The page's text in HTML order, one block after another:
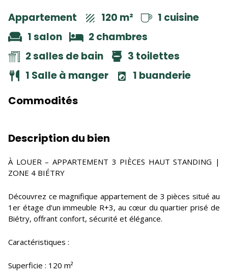
Appartement 120 m²
1 cuisine
1 salon
2 chambres
2 salles de bain
3 toilettes
1 Salle à manger
1 buanderie
Commodités
Description du bien
À LOUER – APPARTEMENT 3 PIÈCES HAUT STANDING |
ZONE 4 BIÉTRY
Découvrez ce magnifique appartement de 3 pièces situé au
1er étage d’un immeuble R+3, au cœur du quartier prisé de
Biétry, offrant confort, sécurité et élégance.
Caractéristiques :
Superficie : 120 m²